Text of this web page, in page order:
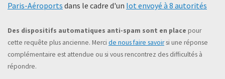
Paris-Aéroports dans le cadre d'un lot envoyé à 8 autorités
Des dispositifs automatiques anti-spam sont en place pour
cette requête plus ancienne. Merci de nous faire savoirsi une réponse
complémentaire est attendue ou si vous rencontrez des difficultés à
répondre.